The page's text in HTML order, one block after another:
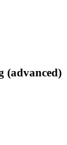
(advanced)